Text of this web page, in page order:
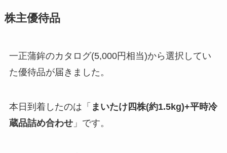
株主優待品
一正蒲鉾のカタログ(5,000円相当)から選択してい
た優待品が届きました。
本日到着したのは「 まいたけ四株(約1.5kg)+平時冷
蔵品詰め合わせ」です。